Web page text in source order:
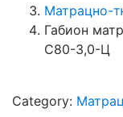
Матрацно-
Габион
С80-3,0-Ц
Category: